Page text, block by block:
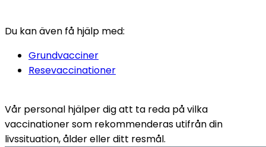
Du kan även få hjälp med:
Grundvacciner
Resevaccinationer
Vår personal hjälper dig att ta reda på vilka
vaccinationer som rekommenderas utifrån din
livssituation, ålder eller ditt resmål.